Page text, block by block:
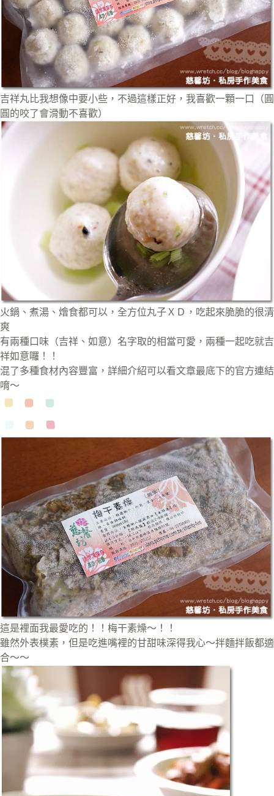
吉祥丸比我想像中要小些，不過這樣正好，我喜歡一顆一口（圓
圓的咬了會滑動不喜歡）
火鍋、煮湯、燴食都可以，全方位丸子ＸＤ，吃起來脆脆的很清
爽
有兩種口味（吉祥、如意）名字取的相當可愛，兩種一起吃就吉
祥如意囉！！
混了多種食材內容豐富，詳細介紹可以看文章最底下的官方連結
唷～
這是裡面我最愛吃的！！梅干素燥～！！
雖然外表樸素，但是吃進嘴裡的甘甜味深得我心～拌麵拌飯都適
合～～